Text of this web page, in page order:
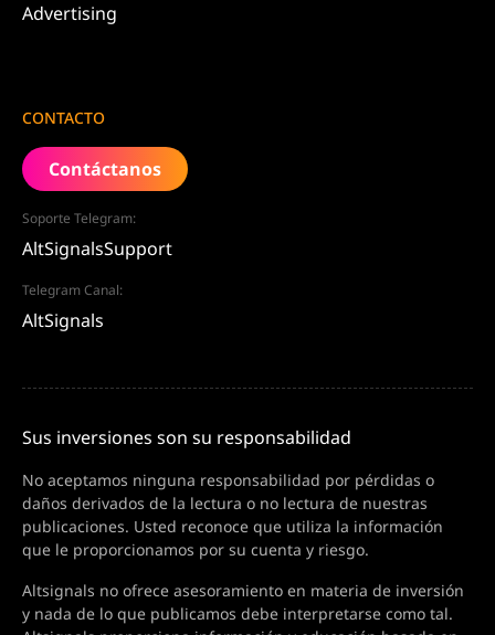
Advertising
CONTACTO
Contáctanos
Soporte Telegram:
AltSignalsSupport
Telegram Canal:
AltSignals
Sus inversiones son su responsabilidad
No aceptamos ninguna responsabilidad por pérdidas o
daños derivados de la lectura o no lectura de nuestras
publicaciones. Usted reconoce que utiliza la información
que le proporcionamos por su cuenta y riesgo.
Altsignals no ofrece asesoramiento en materia de inversión
y nada de lo que publicamos debe interpretarse como tal.